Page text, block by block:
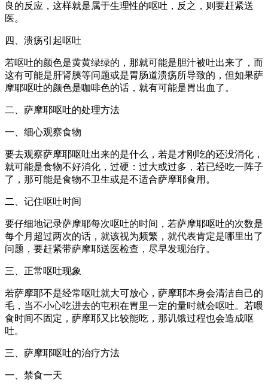
良的反应，这样就是属于生理性的呕吐，反之，则要赶紧送
医。
四、溃疡引起呕吐
若呕吐的颜色是黄黄绿绿的，那就可能是胆汁被吐出来了，而
这有可能是肝肾胰等问题或是胃肠道溃疡所导致的，但如果萨
摩耶呕吐的颜色是咖啡色的话，就有可能是胃出血了。
二、萨摩耶呕吐的处理方法
一、细心观察食物
要去观察萨摩耶呕吐出来的是什么，若是才刚吃的还没消化，
就可能是食物不好消化，过硬：过大或过多，若已经吃一阵子
了，那可能是食物不卫生或是不适合萨摩耶食用。
二、记住呕吐时间
要仔细地记录萨摩耶每次呕吐的时间，若萨摩耶呕吐的次数是
每个月超过两次的话，就该视为频繁，就代表肯定是哪里出了
问题，要赶紧带萨摩耶送医检查，尽早发现治疗。
三、正常呕吐现象
若萨摩耶不是经常呕吐就大可放心，萨摩耶本身会清洁自己的
毛，当不小心吃进去的屯积在胃里一定的量时就会呕吐。若喂
食时间不固定，萨摩耶又比较能吃，那讥饿过程也会造成呕
吐。
三、萨摩耶呕吐的治疗方法
一、禁食一天